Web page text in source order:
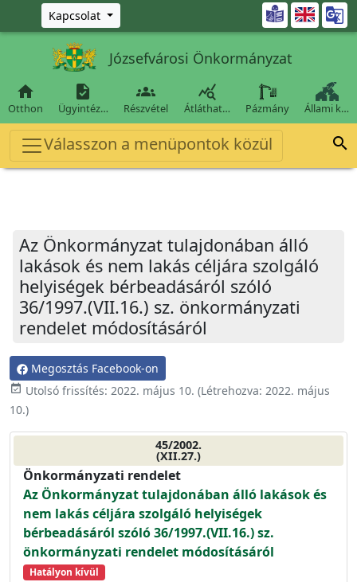
Ugrás a fő tartalomra
Kapcsolat 
Józsefvárosi Önkormányzat

Otthon

Ügyintéz…

Részvétel

Átláthat… Pázmány Állami k…
Válasszon a menüpontok közül 
Az Önkormányzat tulajdonában álló
lakások és nem lakás céljára szolgáló
helyiségek bérbeadásáról szóló
36/1997.(VII.16.) sz. önkormányzati
rendelet módosításáról
Megosztás Facebook-on
event_available Utolsó frissítés: 2022. május 10. (Létrehozva: 2022. május
10.)
45/2002.
(XII.27.)
Önkormányzati rendelet
Az Önkormányzat tulajdonában álló lakások és
nem lakás céljára szolgáló helyiségek
bérbeadásáról szóló 36/1997.(VII.16.) sz.
önkormányzati rendelet módosításáról
Hatályon kívül